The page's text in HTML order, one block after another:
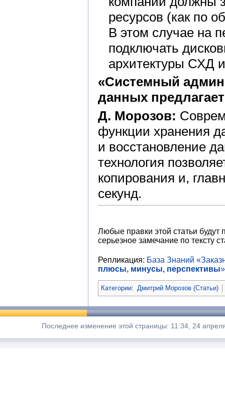
ресурсов (как по
В этом случае на
подключать
архитектуры СХД
«Системный
данных
Д. Морозов:
функции хранения
и восстановление
технология
копирования и,
секунд.
Любые правки этой статьи
серьезное замечание по тексту
Репликация: База Знаний
плюсы, минусы, перспективы»
Категории: Дмитрий Морозов (Статьи)
Последнее изменение этой страницы: 11:34, 24